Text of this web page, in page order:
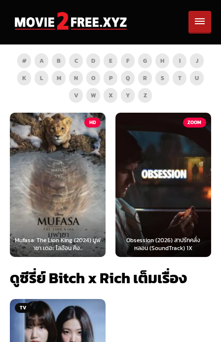
# A B C D E F G H I
J
K
L M N O P Q R S T
U
V
W X Y Z
HD
Lion King (2024) มูฟ
อะ ไลอ้อน คิง...
Obsession (2026) สาปรักคลั่ง
หลอน (SoundTrack) 1X
Survive
ดูซีรี่ย์ Bitch x Rich เต็มเรื่อง
TV